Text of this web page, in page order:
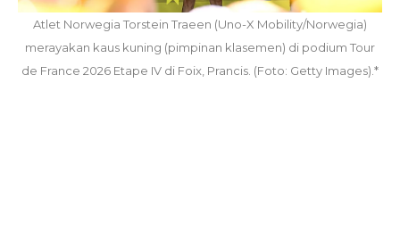
Atlet Norwegia Torstein Traeen (Uno-X Mobility/Norwegia)
merayakan kaus kuning (pimpinan klasemen) di podium Tour
de France 2026 Etape IV di Foix, Prancis. (Foto: Getty Images).*